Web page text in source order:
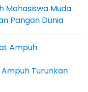
Mahasiswa Muda
Pangan Dunia
Turunkan